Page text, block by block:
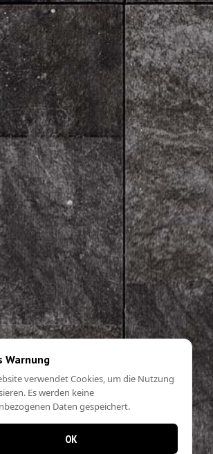
Warnung
verwendet Cookies, um die Nutzung
Es werden keine
Daten gespeichert.
OK